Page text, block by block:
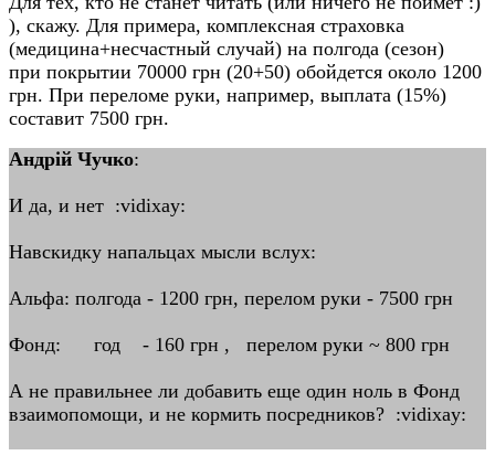
), скажу. Для примера, комплексная страховка
(медицина+несчастный случай) на полгода (сезон)
при покрытии 70000 грн (20+50) обойдется около 1200
грн. При переломе руки, например, выплата (15%)
составит 7500 грн.
Андрій Чучко:
И да, и нет :vidixay:
Навскидку напальцах мысли вслух:
Альфа: полгода - 1200 грн, перелом руки - 7500 грн
Фонд: год - 160 грн , перелом руки ~ 800 грн
А не правильнее ли добавить еще один ноль в Фонд
взаимопомощи, и не кормить посредников? :vidixay: